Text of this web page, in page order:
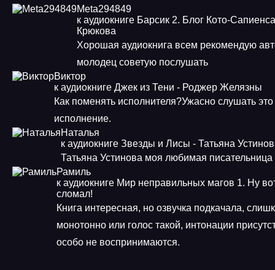
Meta294849
к аудиокниге Барсик 2. Блог Кото-
Крюкова
Хорошая аудиокнига всем рекомендую
молодец советую послушать
Виктор
к аудиокниге Джек из Тени - Роджер Желязны
Как поменять исполнителя?Ужасно слушать это
исполнение.
Наталья
к аудиокниге Звезды и Лисы - Татьяна
Татьяна Устинова моя любимая писательница
Рамиль
к аудиокниге Мир неправильных магов 1. Ну
сломал!
Книга интересная, но озвучка подкачала,
монотонно или голос такой, интонации
особо не воспринимаются.